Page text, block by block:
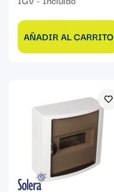
AÑADIR AL CARRITO